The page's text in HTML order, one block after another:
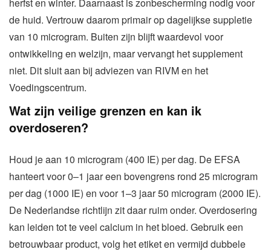
herfst en winter. Daarnaast is zonbescherming nodig voor
de huid. Vertrouw daarom primair op dagelijkse suppletie
van 10 microgram. Buiten zijn blijft waardevol voor
ontwikkeling en welzijn, maar vervangt het supplement
niet. Dit sluit aan bij adviezen van RIVM en het
Voedingscentrum.
Wat zijn veilige grenzen en kan ik
overdoseren?
Houd je aan 10 microgram (400 IE) per dag. De EFSA
hanteert voor 0–1 jaar een bovengrens rond 25 microgram
per dag (1000 IE) en voor 1–3 jaar 50 microgram (2000 IE).
De Nederlandse richtlijn zit daar ruim onder. Overdosering
kan leiden tot te veel calcium in het bloed. Gebruik een
betrouwbaar product, volg het etiket en vermijd dubbele